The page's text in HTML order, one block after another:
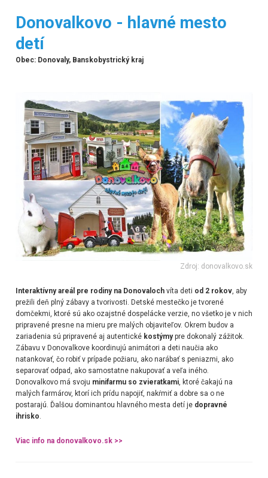
Donovalkovo - hlavné mesto
detí
Obec: Donovaly, Banskobystrický kraj
Zdroj: donovalkovo.sk
Interaktívny areál pre rodiny na Donovalochvíta deti od 2 rokov, aby
prežili deň plný zábavy a tvorivosti. Detské mestečko je tvorené
domčekmi, ktoré sú ako ozajstné dospelácke verzie, no všetko je v nich
pripravené presne na mieru pre malých objaviteľov. Okrem budov a
zariadenia sú pripravené aj autentické kostýmypre dokonalý zážitok.
Zábavu v Donovalkove koordinujú animátori a deti naučia ako
natankovať, čo robiť v prípade požiaru, ako narábať s peniazmi, ako
separovať odpad, ako samostatne nakupovať a veľa iného.
Donovalkovo má svoju minifarmu so zvieratkami, ktoré čakajú na
malých farmárov, ktorí ich prídu napojiť, nakŕmiť a dobre sa o ne
postarajú. Ďalšou dominantou hlavného mesta detí je dopravné
ihrisko
Viac info na donovalkovo.sk >>